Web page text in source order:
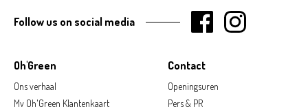
Oh'Green
Ons verhaal
My Oh'Green Klantenkaart
Contact
Openingsuren
Pers & PR
Follow us on social media